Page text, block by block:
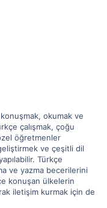
okumak ve
çalışmak, çoğu
öğretmenler
ve çeşitli dil
Türkçe
ve yazma becerilerini
konuşan ülkelerin
iletişim kurmak için de